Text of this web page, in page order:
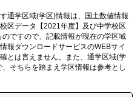
通学区域(学区)情報は、国土数値情報
区データ【2021年度】及び中学校区
ですので、記載情報が現在の学区域
報ダウンロードサービスのWEBサイ
とは言えません。また、通学区域(学
そちらを踏まえ学区情報は参考とし